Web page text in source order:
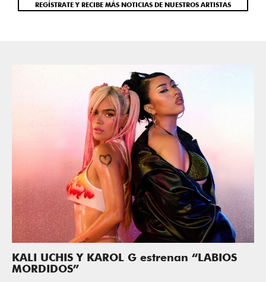
REGÍSTRATE Y RECIBE MÁS NOTICIAS DE NUESTROS ARTISTAS
KALI UCHIS Y KAROL G estrenan “LABIOS
MORDIDOS”